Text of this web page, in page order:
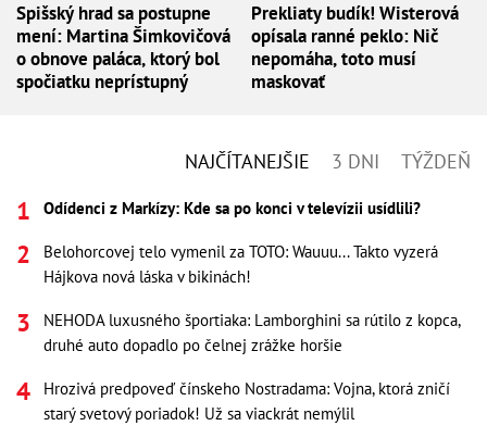
Spišský hrad sa postupne
mení: Martina Šimkovičová
o obnove paláca, ktorý bol
spočiatku neprístupný
Prekliaty budík! Wisterová
opísala ranné peklo: Nič
nepomáha, toto musí
maskovať
NAJČÍTANEJŠIE 3 DNI TÝŽDEŇ
Odídenci z Markízy: Kde sa po konci v televízii usídlili?
Belohorcovej telo vymenil za TOTO: Wauuu... Takto vyzerá
Hájkova nová láska v bikinách!
NEHODA luxusného športiaka: Lamborghini sa rútilo z kopca,
druhé auto dopadlo po čelnej zrážke horšie
Hrozivá predpoveď čínskeho Nostradama: Vojna, ktorá zničí
starý svetový poriadok! Už sa viackrát nemýlil